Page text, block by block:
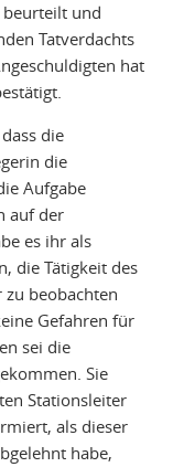
und
Tatverdachts
hat
die
die
Aufgabe
auf der
es ihr als
die Tätigkeit des
beobachten
Gefahren für
sei die
Sie
Stationsleiter
als dieser
habe,